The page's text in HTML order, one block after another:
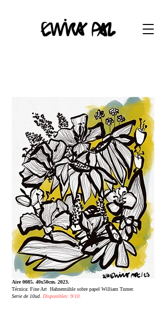
Aire 0085. 40x50cm. 2023.
Técnica: Fine Art Hahnemühle sobre papel William Turner.
Serie de 10ud
Disponibles: 9/10.